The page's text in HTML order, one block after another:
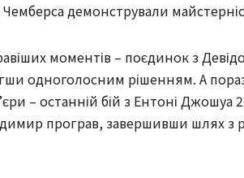
демонстрували
моментів – поєдинок з
одноголосним рішенням. А
– останній бій з Ентоні Джошуа
програв, завершивши шлях з